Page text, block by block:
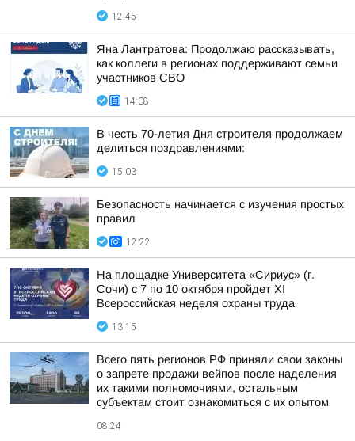
12:45
Яна Лантратова: Продолжаю рассказывать,
как коллеги в регионах поддерживают семьи
участников СВО
14:08
В честь 70-летия Дня строителя продолжаем
делиться поздравлениями:
15:03
Безопасность начинается с изучения простых
правил
12:22
На площадке Университета «Сириус» (г.
Сочи) с 7 по 10 октября пройдет XI
Всероссийская неделя охраны труда
13:15
Всего пять регионов РФ приняли свои законы
о запрете продажи вейпов после наделения
их такими полномочиями, остальным
субъектам стоит ознакомиться с их опытом
08:24